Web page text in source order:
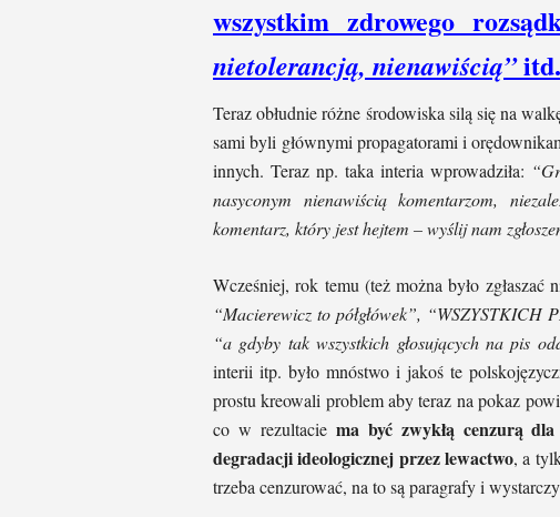
wszystkim zdrowego
nietolerancją, nienawiścią”itd.
Teraz obłudnie różne środowiska silą się na
sami byli głównymi propagatorami i
innych. Teraz np. taka interia wprowadziła:
nasyconym nienawiścią komentarzom,
komentarz, który jest hejtem – wyślij nam
Wcześniej, rok temu (też można było
“Macierewicz to półgłówek”, “WSZYSTKICH
“a gdyby tak wszystkich głosujących na pis
interii itp. było mnóstwo i jakoś te
prostu kreowali problem aby teraz na pokaz
co w rezultacie ma być zwykłą cenzurą
degradacji ideologicznej przez lewactwo, a
trzeba cenzurować, na to są paragrafy i